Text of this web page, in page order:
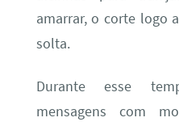
amarrar, o corte logo
solta.
Durante esse
mensagens com